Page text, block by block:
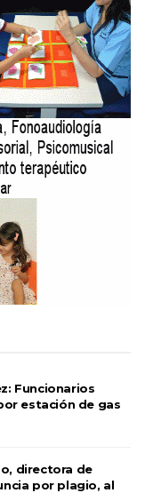
Funcionarios
estación de gas
directora de
por plagio, al